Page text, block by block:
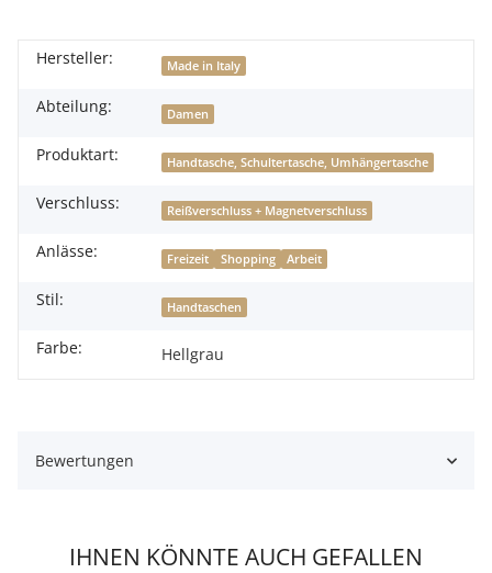
Hersteller: Made in Italy
Abteilung: Damen
Produktart: Handtasche, Schultertasche, Umhängertasche
Verschluss: Reißverschluss + Magnetverschluss
Anlässe: Freizeit Shopping Arbeit
Stil: Handtaschen
Farbe: Hellgrau
Bewertungen
IHNEN KÖNNTE AUCH GEFALLEN